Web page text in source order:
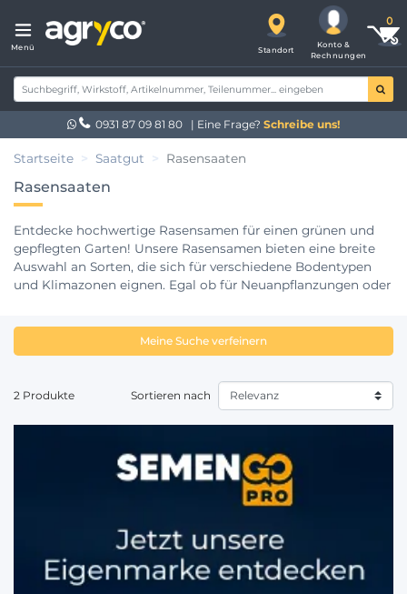
Menü Standort
Konto &
Rechnungen
0931 87 09 81 80 | Eine Frage? Schreibe uns!
Startseite Saatgut Rasensaaten
Rasensaaten
Entdecke hochwertige Rasensamen für einen grünen und
gepflegten Garten! Unsere Rasensamen bieten eine breite
Auswahl an Sorten, die sich für verschiedene Bodentypen
und Klimazonen eignen. Egal ob für Neuanpflanzungen oder
Grasnarbe. Erlebe ein sattes Grün und eine gleichmäßige
Rasenfläche mit unseren erstklassigen Rasensamen
Meine Suche verfeinern
2 Produkte Sortieren nach